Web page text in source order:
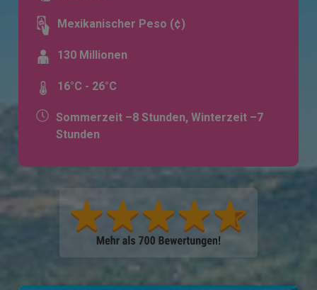
Mexikanischer Peso (¢)
130 Millionen
16°C - 26°C
Sommerzeit –8 Stunden, Winterzeit –7
Stunden